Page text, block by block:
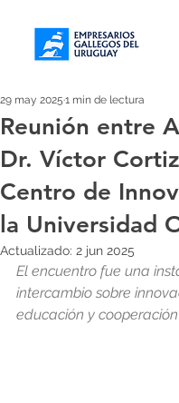
Reunión entre
Dr. Víctor
Centro de
la Universidad
29 may 2025 1 min de lectura
Actualizado: 2 jun 2025
El encuentro fue una
intercambio sobre
educación y